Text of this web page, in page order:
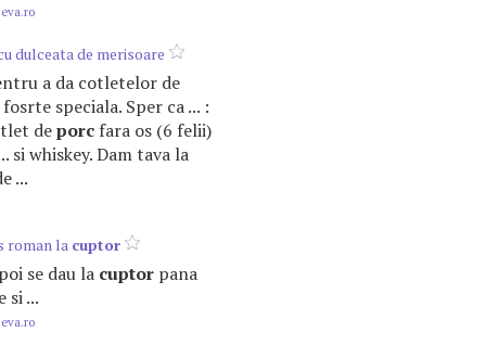
dulceata de merisoare
a da cotletelor de
speciala. Sper ca ... :
deporc fara os (6 felii)
si whiskey. Dam tava la
...
roman la cuptor
se dau la cuptor pana
si ...